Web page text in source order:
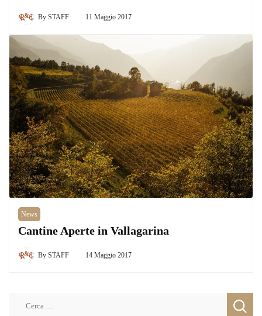
By STAFF 11 Maggio 2017
News
Cantine Aperte in Vallagarina
By STAFF 14 Maggio 2017